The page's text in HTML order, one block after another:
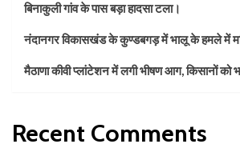
बिनाकुली गांव के पास बड़ा हादसा टला।
नंदानगर विकासखंड के कुण्डबगड़ में भालू के हमले में
मैठाणा कीवी प्लांटेशन में लगी भीषण आग, किसानों को
Recent Comments